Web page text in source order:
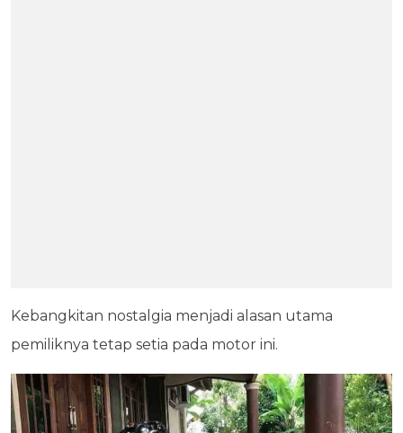
Kebangkitan nostalgia menjadi alasan utama
pemiliknya tetap setia pada motor ini.